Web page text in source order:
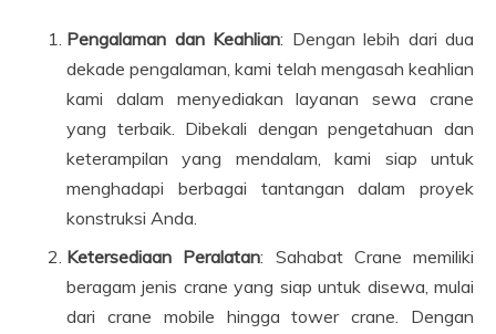
Pengalaman dan Keahlian: Dengan lebih dari dua
dekade pengalaman, kami telah mengasah keahlian
kami dalam menyediakan layanan sewa crane
yang terbaik. Dibekali dengan pengetahuan dan
keterampilan yang mendalam, kami siap untuk
menghadapi berbagai tantangan dalam proyek
konstruksi Anda.
Ketersediaan Peralatan: Sahabat Crane memiliki
beragam jenis crane yang siap untuk disewa, mulai
dari crane mobile hingga tower crane. Dengan